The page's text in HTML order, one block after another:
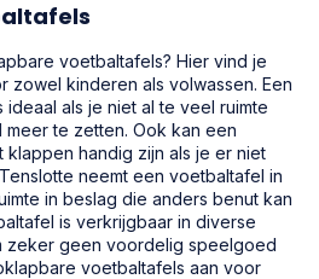
voetbaltafels? Hier vind je
zowel kinderen als volwassen. Een
als je niet al te veel ruimte
te zetten. Ook kan een
handig zijn als je er niet
neemt een voetbaltafel in
in beslag die anders benut kan
is verkrijgbaar in diverse
zeker geen voordelig speelgoed
voetbaltafels aan voor